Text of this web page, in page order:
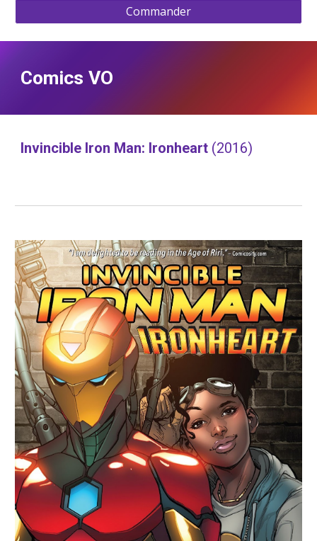
Commander
Comics VO
Invincible Iron Man: Ironheart (2016)